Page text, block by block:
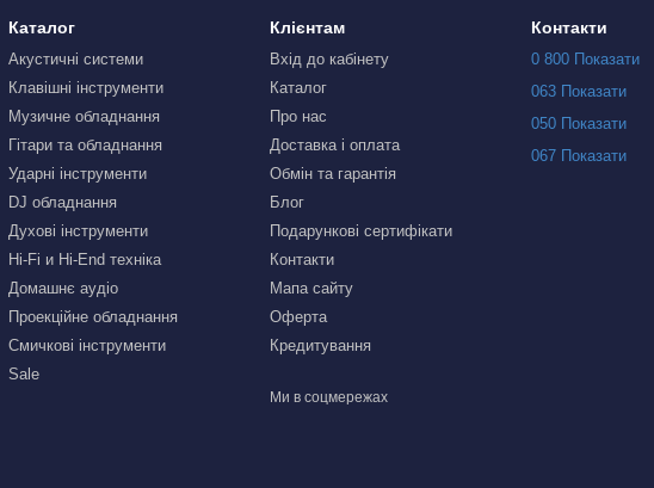
Каталог
Акустичні системи
Клавішні інструменти
Музичне обладнання
Гітари та обладнання
Ударні інструменти
DJ обладнання
Духові інструменти
Hi-Fi и Hi-End техніка
Домашнє аудіо
Проекційне обладнання
Смичкові інструменти
Sale
Клієнтам
Вхід до кабінету
Каталог
Про нас
Доставка і оплата
Обмін та гарантія
Блог
Подарункові сертифікати
Контакти
Мапа сайту
Оферта
Кредитування
Ми в соцмережах
Контакти
0 800 Показати
063 Показати
050 Показати
067 Показати